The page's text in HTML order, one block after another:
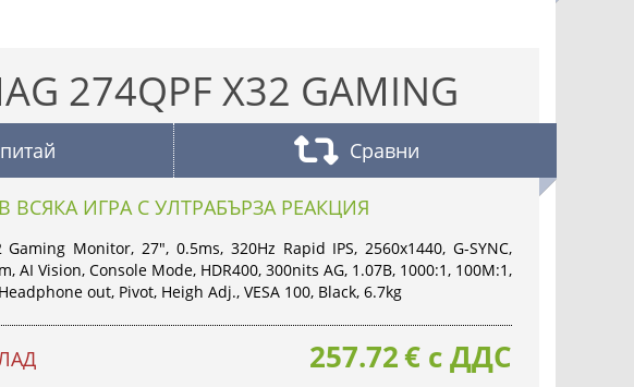
274QPF X32 GAMING
Сравни
ИГРА С УЛТРАБЪРЗА РЕАКЦИЯ
Gaming Monitor, 27", 0.5ms, 320Hz Rapid IPS, 2560x1440, G-SYNC,
AI Vision, Console Mode, HDR400, 300nits AG, 1.07B, 1000:1, 100M:1,
out, Pivot, Heigh Adj., VESA 100, Black, 6.7kg
257.72€ с ДДС